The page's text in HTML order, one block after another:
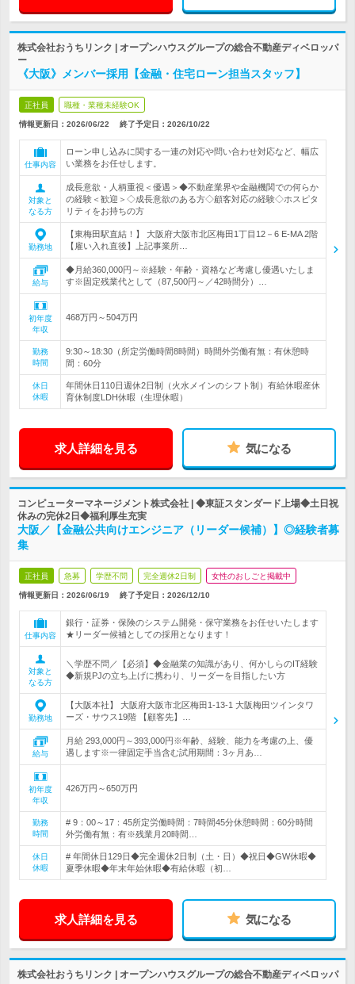
株式会社おうちリンク | オープンハウスグループの総合不動産ディベロッパ
ー
《大阪》メンバー採用【金融・住宅ローン担当スタッフ】
正社員 職種・業種未経験OK
情報更新日：2026/06/22 終了予定日： 2026/10/22
仕事内容
ローン申し込みに関する一連の対応や問い合わせ対応など、幅広
い業務をお任せします。
対象と
なる方
成長意欲・人柄重視＜優遇＞◆不動産業界や金融機関での何らか
の経験＜歓迎＞◇成長意欲のある方◇顧客対応の経験◇ホスピタ
リティをお持ちの方
勤務地
【東梅田駅直結！】 大阪府大阪市北区梅田1丁目12－6 E-MA 2階
【雇い入れ直後】上記事業所…
給与
◆月給360,000円～※経験・年齢・資格など考慮し優遇いたしま
す※固定残業代として（87,500円～／42時間分）…
初年度
年収
468万円～504万円
勤務
時間
9:30～18:30（所定労働時間8時間）時間外労働有無：有休憩時
間：60分
休日
休暇
年間休日110日週休2日制（火水メインのシフト制）有給休暇産休
育休制度LDH休暇（生理休暇）
求人詳細を見る 気になる
コンピューターマネージメント株式会社 | ◆東証スタンダード上場◆土日祝
休みの完休2日◆福利厚生充実
大阪／【金融公共向けエンジニア（リーダー候補）】◎経験者募
集
正社員 急募 学歴不問 完全週休2日制 女性のおしごと掲載中
情報更新日：2026/06/19 終了予定日： 2026/12/10
仕事内容
銀行・証券・保険のシステム開発・保守業務をお任せいたします
★リーダー候補としての採用となります！
対象と
なる方
＼学歴不問／【必須】◆金融業の知識があり、何かしらのIT経験
◆新規PJの立ち上げに携わり、リーダーを目指したい方
勤務地
【大阪本社】 大阪府大阪市北区梅田1-13-1 大阪梅田ツインタワ
ーズ・サウス19階 【顧客先】…
給与
月給 293,000円～393,000円※年齢、経験、能力を考慮の上、優
遇します※一律固定手当含む試用期間：3ヶ月あ…
初年度
年収
426万円～650万円
勤務
時間
# 9：00～17：45所定労働時間：7時間45分休憩時間：60分時間
外労働有無：有※残業月20時間…
休日
休暇
# 年間休日129日◆完全週休2日制（土・日）◆祝日◆GW休暇◆
夏季休暇◆年末年始休暇◆有給休暇（初…
求人詳細を見る 気になる
株式会社おうちリンク | オープンハウスグループの総合不動産ディベロッパ